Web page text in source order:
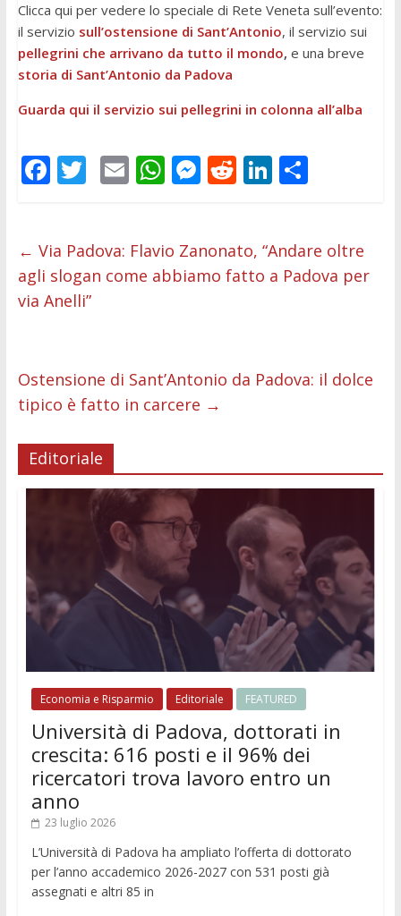
Clicca qui per vedere lo speciale di Rete Veneta sull’evento:
il servizio sull’ostensione di Sant’Antonio, il servizio sui
pellegrini che arrivano da tutto il mondo, e una breve
storia di Sant’Antonio da Padova
Guarda qui il servizio sui pellegrini in colonna all’alba
F
b
o
o
T
er
E
l
W
s
A
M
e
n
R
di
t
Li
e
dI
C
di
vi
← Via Padova: Flavio Zanonato, “Andare oltre
agli slogan come abbiamo fatto a Padova per
via Anelli”
Ostensione di Sant’Antonio da Padova: il dolce
tipico è fatto in carcere →
Editoriale
Economia e Risparmio Editoriale FEATURED
Università di Padova, dottorati in
crescita: 616 posti e il 96% dei
ricercatori trova lavoro entro un
anno
23 luglio 2026
L’Università di Padova ha ampliato l’offerta di dottorato
per l’anno accademico 2026-2027 con 531 posti già
assegnati e altri 85 in